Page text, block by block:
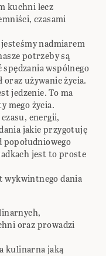
kuchni lecz
czasami
nadmiarem
potrzeby są
wspólnego
używanie życia.
jedzenie. To ma
mego życia.
energii,
jakie przygotuję
popołudniowego
jest to proste
wykwintnego dania
oraz prowadzi
kulinarna jaką